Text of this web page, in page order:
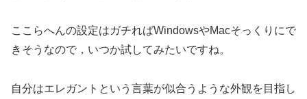
ここらへんの設定はガチればWindowsやMacそっくりにで
きそうなので，いつか試してみたいですね。
自分はエレガントという言葉が似合うような外観を目指し